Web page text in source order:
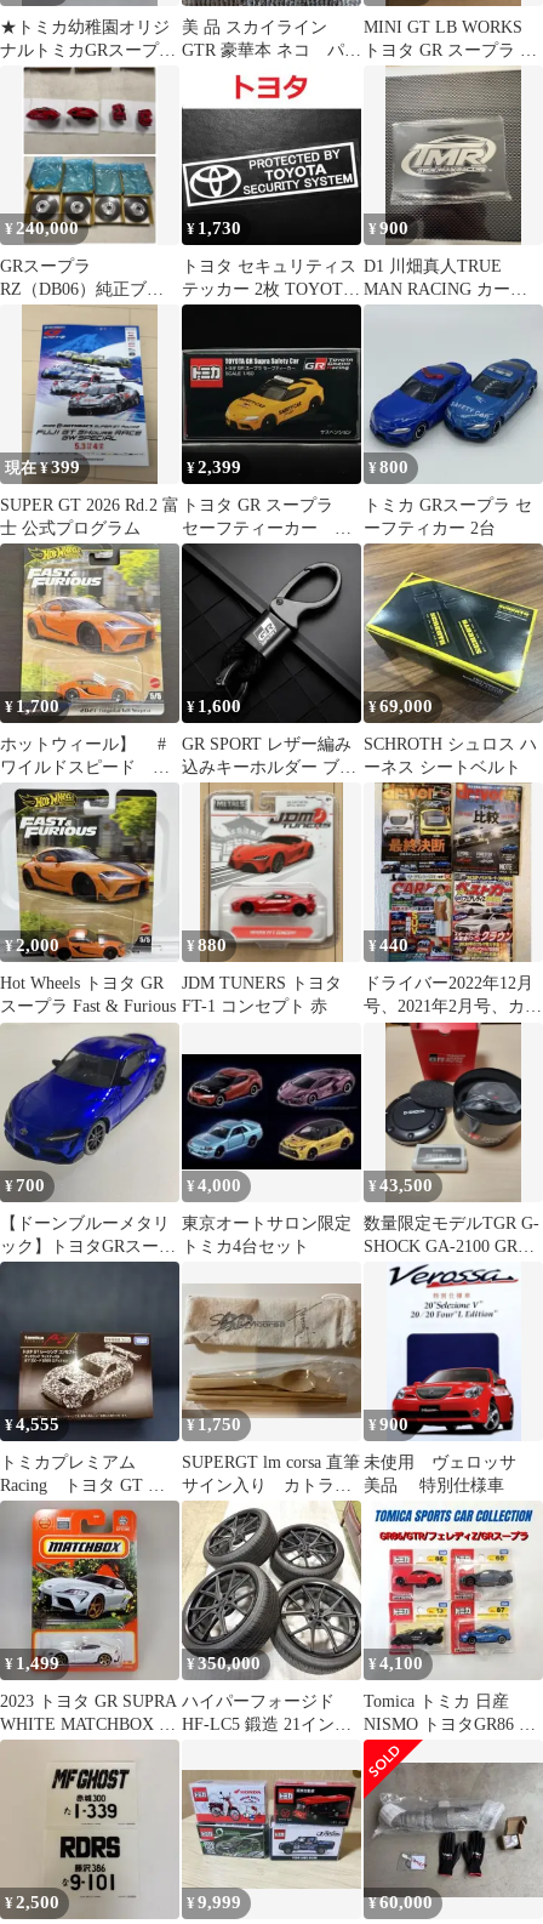
★トミカ幼稚園オリジ
ナルトミカGRスープ
ラ GT4EVO ホワイ
トトミカver
美 品 スカイライン
GTR 豪華本 ネコ パブ
リッシング 画像写り込
MINI GT LB WORKS
トヨタ GR スープラ X
日産 Z
¥ 240,000
GRスープラ
RZ（DB06）純正ブレ
¥ 1,730
トヨタ セキュリティス
テッカー 2枚 TOYOTA
USDM
¥900
D1 川畑真人TRUE
MAN RACING カード
ケース
現在 ¥399
SUPER GT 2026 Rd.2 富
士 公式プログラム
¥2,399
トヨタ GR スープラ
セーフティーカー 特
注トミカ GAZOO
¥800
トミカ GRスープラ セ
ーフティカー 2台
¥ 1,700
ホットウィール】 #
ワイルドスピード
#GRスープラ
¥ 1,600
GR SPORT レザー編み
込みキーホルダー ブラ
ック
¥69,000
SCHROTH シュロス ハ
ーネス シートベルト
¥2,000
Hot Wheels トヨタ GR
スープラ Fast & Furious
¥880
JDM TUNERS トヨタ
FT-1 コンセプト 赤
¥440
ドライバー2022年12月
号、2021年2月号、カー
トップ、ベストカー４
冊セット
¥700
【ドーンブルーメタリ
ック】トヨタGRスープ
ラ 1/64 ミニカー
¥4,000
東京オートサロン限定
トミカ4台セット
¥43,500
数量限定モデルTGR G-
SHOCK GA-2100 GR
collection
¥4,555
トミカプレミアム
Racing トヨタ GT レ
ーシング コンセプト
¥1,750
SUPERGT lm corsa 直筆
サイン入り カトラリ
ーセット
¥900
未使用 ヴェロッサ
美品 特別仕様車
¥ 1,499
2023 トヨタ GR SUPRA
WHITE MATCHBOX ミ
ニカー
¥350,000
ハイパーフォージド
HF-LC5 鍛造 21インチ
¥4,100
Tomica トミカ 日産
NISMO トヨタGR86 フ
ェアレディZ スープラ
¥2,500 ¥9,999 ¥60,000